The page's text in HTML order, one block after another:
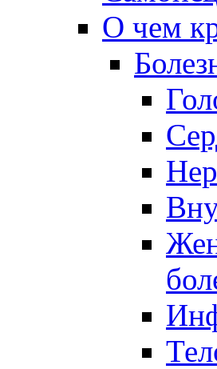
О чем